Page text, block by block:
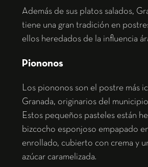
Además de sus platos salados,
tiene una gran tradición en
ellos heredados de la influencia
Piononos
Los piononos son el postre más
Granada, originarios del
Estos pequeños pasteles están
bizcocho esponjoso empapado
enrollado, cubierto con crema y
azúcar caramelizada.